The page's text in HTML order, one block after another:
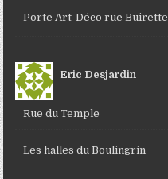
Porte Art-Déco rue Buirette
Eric Desjardin
Rue du Temple
Les halles du Boulingrin